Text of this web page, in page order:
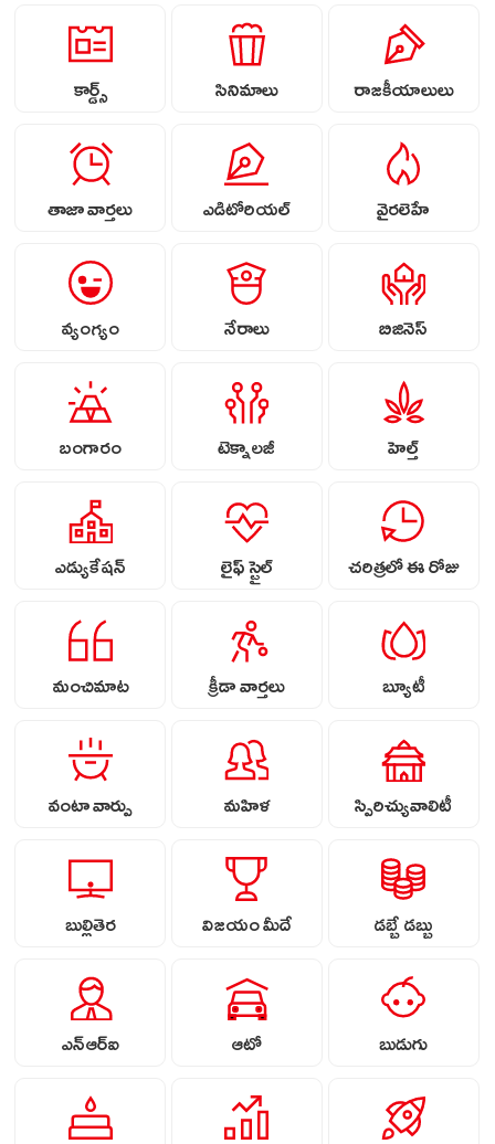
కార్డ్స్ సినిమాలు రాజకీయాలులు
తాజా వార్తలు ఎడిటోరియల్ వైరలెహే
వ్యంగ్యం నేరాలు బిజినెస్
బంగారం టెక్నాలజీ హెల్త్
ఎడ్యుకేషన్ లైఫ్ స్టైల్ చరిత్రలో ఈ రోజు
మంచిమాట క్రీడా వార్తలు బ్యూటీ
వంటా వార్పు మహిళ స్పిరిచ్యువాలిటీ
బుల్లితెర విజయం మీదే డబ్బే డబ్బు
ఎన్ఆర్ఐ ఆటో బుడుగు